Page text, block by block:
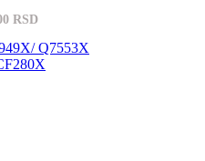
RSD
Q7553X